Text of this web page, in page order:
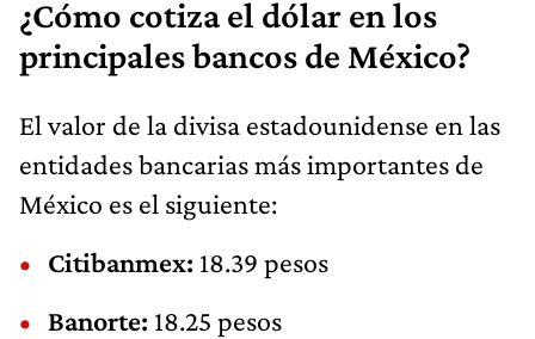
¿Cómo cotiza el dólar en los
principales bancos de México?
El valor de la divisa estadounidense en las
entidades bancarias más importantes de
México es el siguiente:
Citibanmex: 18.39 pesos
Banorte: 18.25 pesos